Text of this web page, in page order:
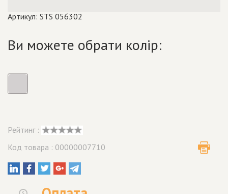
Артикул: STS 056302
Ви можете обрати колір:
Рейтинг :
Код товара : 00000007710